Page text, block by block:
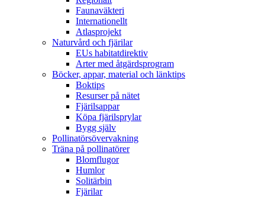
Faunaväkteri
Internationellt
Atlasprojekt
Naturvård och fjärilar
EUs habitatdirektiv
Arter med åtgärdsprogram
Böcker, appar, material och länktips
Boktips
Resurser på nätet
Fjärilsappar
Köpa fjärilsprylar
Bygg själv
Pollinatörsövervakning
Träna på pollinatörer
Blomflugor
Humlor
Solitärbin
Fjärilar